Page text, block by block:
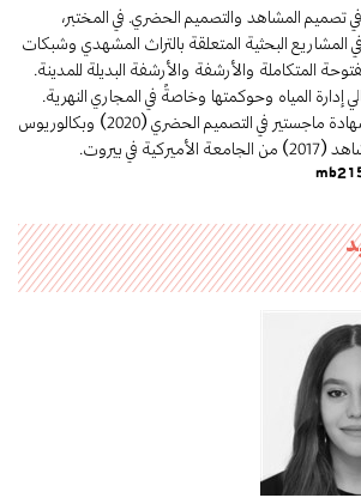
تصميم المشاهد والتصميم الحضري. في المختبر،
البحثية المتعلقة بالتراث المشهدي وشبكات
المتكاملة والأرشفة والأرشفة البديلة للمدينة.
إدارة المياه وحوكمتها وخاصةً في المجاري النهرية.
تحمل مريم شهادة ماجستير في التصميم الحضري (2020) وبكالوريوس
في بيروت.